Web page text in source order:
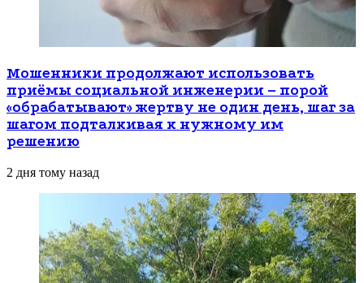
Мошенники продолжают использовать
приёмы социальной инженерии – порой
«обрабатывают» жертву не один день, шаг за
шагом подталкивая к нужному им
решению
2 дня тому назад